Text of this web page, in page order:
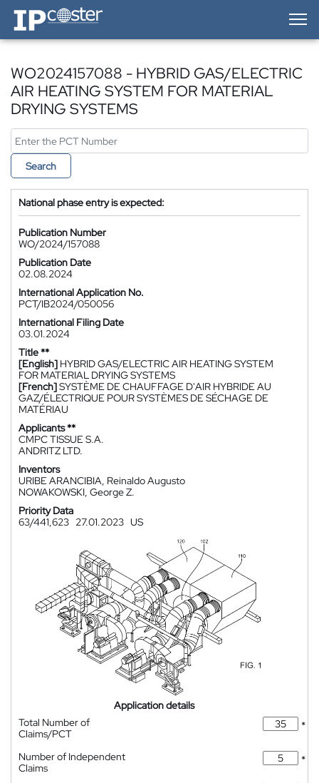
IP-Coster — Home
WO2024157088 - HYBRID GAS/ELECTRIC
AIR HEATING SYSTEM FOR MATERIAL
DRYING SYSTEMS
Search
National phase entry is expected:
Publication Number
WO/2024/157088
Publication Date
02.08.2024
International Application No.
PCT/IB2024/050056
International Filing Date
03.01.2024
Title **
[English] HYBRID GAS/ELECTRIC AIR HEATING SYSTEM
FOR MATERIAL DRYING SYSTEMS
[French]SYSTÈME DE CHAUFFAGE D'AIR HYBRIDE AU
GAZ/ÉLECTRIQUE POUR SYSTÈMES DE SÉCHAGE DE
MATÉRIAU
Applicants **
CMPC TISSUE S.A.
ANDRITZ LTD.
Inventors
URIBE ARANCIBIA, Reinaldo Augusto
NOWAKOWSKI, George Z.
Priority Data
63/441,623 27.01.2023 US
Application details
Total Number of
Claims/PCT
*
Number of Independent
Claims
*